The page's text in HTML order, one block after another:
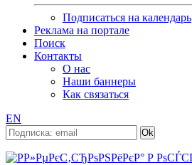
Подписаться на календарь
Реклама на портале
Поиск
Контакты
О нас
Наши баннеры
Как связаться
EN